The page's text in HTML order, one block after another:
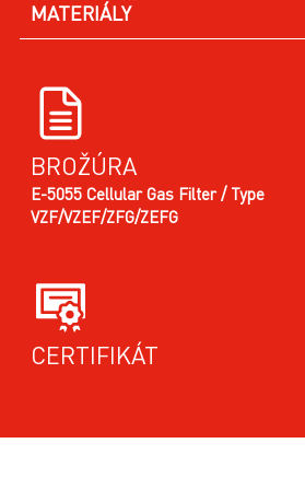
MATERIÁLY
BROŽÚRA
E-5055 Cellular Gas Filter / Type
VZF/VZEF/ZFG/ZEFG
CERTIFIKÁT